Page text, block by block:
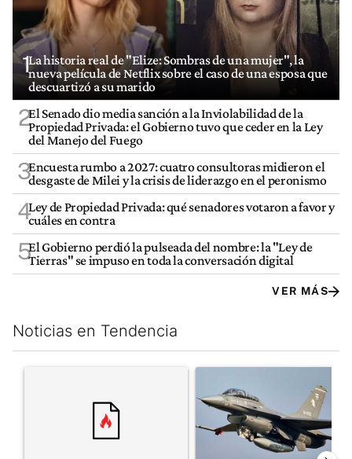
1La historia real de "Elize: Sombras de una mujer", la
nueva película de Netflix sobre el caso de una esposa que
descuartizó a su marido
2El Senado dio media sanción a la Inviolabilidad de la
Propiedad Privada: el Gobierno tuvo que ceder en la Ley
del Manejo del Fuego
3Encuesta rumbo a 2027: cuatro consultoras midieron el
desgaste de Milei y la crisis de liderazgo en el peronismo
4Ley de Propiedad Privada: qué senadores votaron a favor y
cuáles en contra
5El Gobierno perdió la pulseada del nombre: la "Ley de
Tierras" se impuso en toda la conversación digital
VER MÁS
Noticias en Tendencia
Este listado muestra los artículos con más comentarios en los
Un artículo de tendencia con el título "" con 5 comentarios.
Un artículo de tendencia con